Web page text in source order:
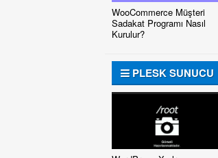
WooCommerce Müşteri
Sadakat Programı Nasıl
Kurulur?
PLESK SUNUCU